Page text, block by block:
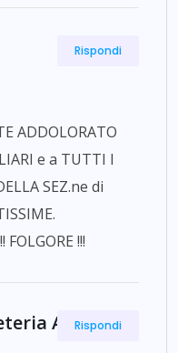
ADDOLORATO
e a TUTTI I
SEZ.ne di
!!!
Rispondi
ANPdI
Rispondi